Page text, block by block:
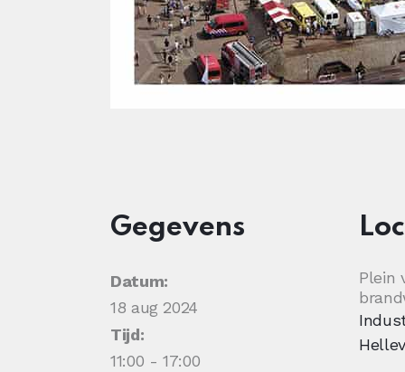
Gegevens
Datum:
18 aug 2024
Tijd:
11:00 - 17:00
Plein